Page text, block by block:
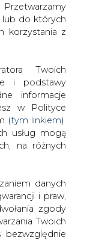
Przetwarzamy
lub do których
korzystania z
Twoich
i podstawy
informacje
w Polityce
(tym linkiem).
usług mogą
na różnych
danych
i praw,
zgody
Twoich
/
Od
systemu
stref
drukuj
skomentuj
: